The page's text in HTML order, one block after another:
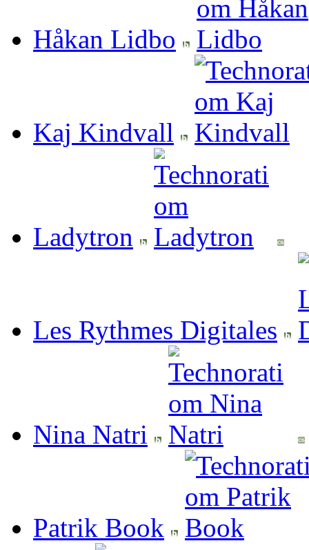
Håkan Lidbo
Kaj Kindvall
Ladytron
Les Rythmes Digitales
Nina Natri
Patrik Book